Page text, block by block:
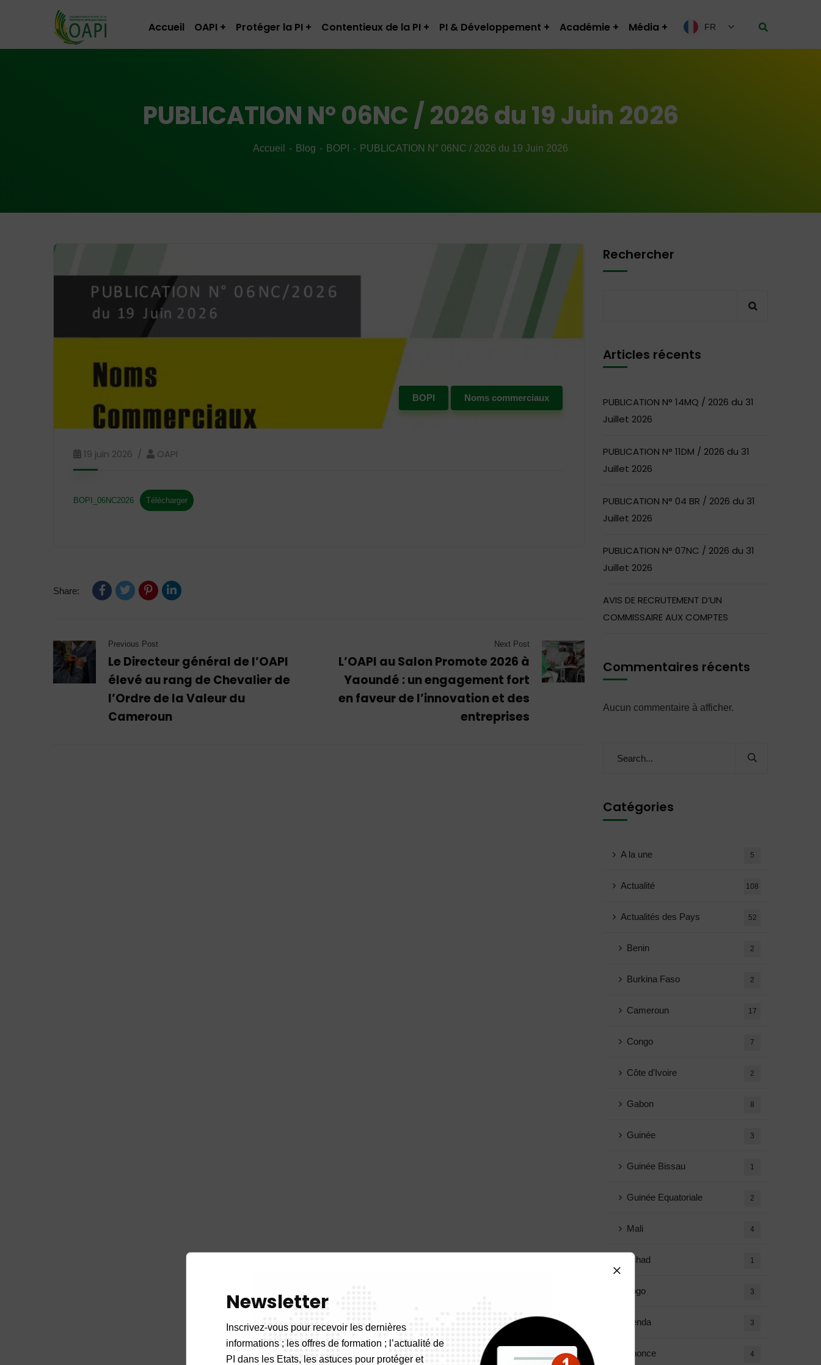
Accueil OAPI Protéger la PI Contentieux de la PI PI & Développement Académie Média FR
PUBLICATION N° 06NC / 2026 du 19 Juin 2026
Accueil Blog BOPI PUBLICATION N° 06NC / 2026 du 19 Juin 2026
BOPI Noms commerciaux
19 juin 2026 OAPI
BOPI_06NC2026 Télécharger
Share:
Previous Post
Le Directeur général de l’OAPI
élevé au rang de Chevalier de
l’Ordre de la Valeur du
Cameroun
Next Post
L’OAPI au Salon Promote 2026 à
Yaoundé : un engagement fort
en faveur de l’innovation et des
entreprises
Rechercher
Articles récents
PUBLICATION N° 14MQ / 2026 du 31
Juillet 2026
PUBLICATION N° 11DM / 2026 du 31
Juillet 2026
PUBLICATION N° 04 BR / 2026 du 31
Juillet 2026
PUBLICATION N° 07NC / 2026 du 31
Juillet 2026
AVIS DE RECRUTEMENT D’UN
COMMISSAIRE AUX COMPTES
Commentaires récents
Aucun commentaire à afficher.
Catégories
A la une 5
Actualité 108
Actualités des Pays 52
Benin 2
Burkina Faso 2
Cameroun 17
Congo 7
Côte d’Ivoire 2
Gabon 8
Guinée 3
Guinée Bissau 1
Guinée Equatoriale 2
Mali 4
Tchad 1
Togo 3
Agenda 3
Annonce 4
Newsletter
Inscrivez-vous pour recevoir les dernières
informations ; les offres de formation ; l’actualité de
PI dans les Etats, les astuces pour protéger et